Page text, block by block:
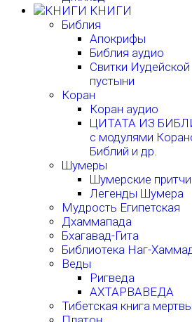
КНИГИ
Библия
Апокрифы
Библия аудио
Свитки Иудейской
пустыни
Коран
Коран аудио
ЦИТАТА ИЗ
с модулями
Библий и др.
Шумеры
Шумерские притчи
Легенды Шумера
Мудрость Египетская
Дхаммапада
Бхагавад-Гита
Библиотека Наг-
Веды
Ригведа
АХТАРВАВЕДА
Тибетская книга